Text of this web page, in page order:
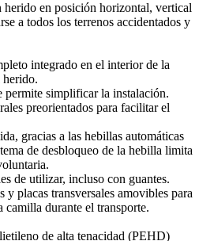
herido en posición horizontal, vertical
a todos los terrenos accidentados y
integrado en el interior de la
herido.
permite simplificar la instalación.
preorientados para facilitar el
gracias a las hebillas automáticas
de desbloqueo de la hebilla limita
de utilizar, incluso con guantes.
placas transversales amovibles para
durante el transporte.
de alta tenacidad (PEHD)